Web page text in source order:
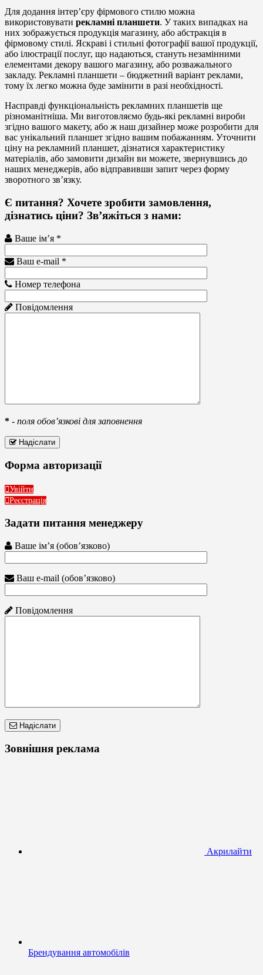
Для додання інтер’єру фірмового стилю можна
використовувати рекламні планшети. У таких випадках на
них зображується продукція магазину, або абстракція в
фірмовому стилі. Яскраві і стильні фотографії вашої продукції,
або ілюстрації послуг, що надаються, стануть незамінними
елементами декору вашого магазину, або розважального
закладу. Рекламні планшети – бюджетний варіант реклами,
тому їх легко можна буде замінити в разі необхідності.
Насправді функціональність рекламних планшетів ще
різноманітніша. Ми виготовляємо будь-які рекламні вироби
згідно вашого макету, або ж наш дизайнер може розробити для
вас унікальний планшет згідно вашим побажанням. Уточнити
ціну на рекламний планшет, дізнатися характеристику
матеріалів, або замовити дизайн ви можете, звернувшись до
наших менеджерів, або відправивши запит через форму
зворотного зв’язку.
Є питання? Хочете зробити замовлення,
дізнатись ціни? Зв’яжіться з нами:
Ваше ім’я *
Ваш e-mail *
Номер телефона
Повідомлення
* - поля обов’язкові для заповнення
Надіслати
Форма авторизації
Увійти
Реєстрація
Задати питання менеджеру
Ваше ім’я (обов’язково)
Ваш e-mail (обов’язково)
Повідомлення
Надіслати
Зовнішня реклама
Акрилайти
Брендування автомобілів